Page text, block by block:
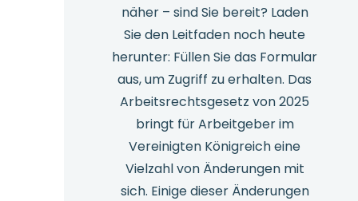
näher – sind Sie bereit? Laden
Sie den Leitfaden noch heute
herunter: Füllen Sie das Formular
aus, um Zugriff zu erhalten. Das
Arbeitsrechtsgesetz von 2025
bringt für Arbeitgeber im
Vereinigten Königreich eine
Vielzahl von Änderungen mit
sich. Einige dieser Änderungen